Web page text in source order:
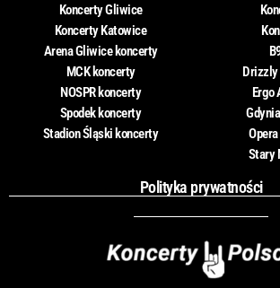
Koncerty Gliwice
Koncerty Katowice
Arena Gliwice koncerty
MCK koncerty
NOSPR koncerty
Spodek koncerty
Stadion Śląski koncerty
Ergo
Stary
Polityka prywatności